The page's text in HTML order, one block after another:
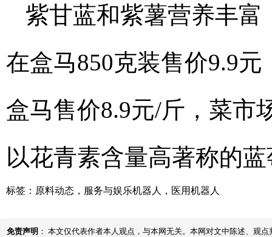
紫甘蓝和紫薯营养丰
在盒马850克装售价9.9
盒马售价8.9元/斤，菜市
以花青素含量高著称的
标签： 原料动态 ， 服务与娱乐机器人 ， 医用机器人
免责声明 ： 本文仅代表作者本人观点，与本网无关。本网对文中陈述、观